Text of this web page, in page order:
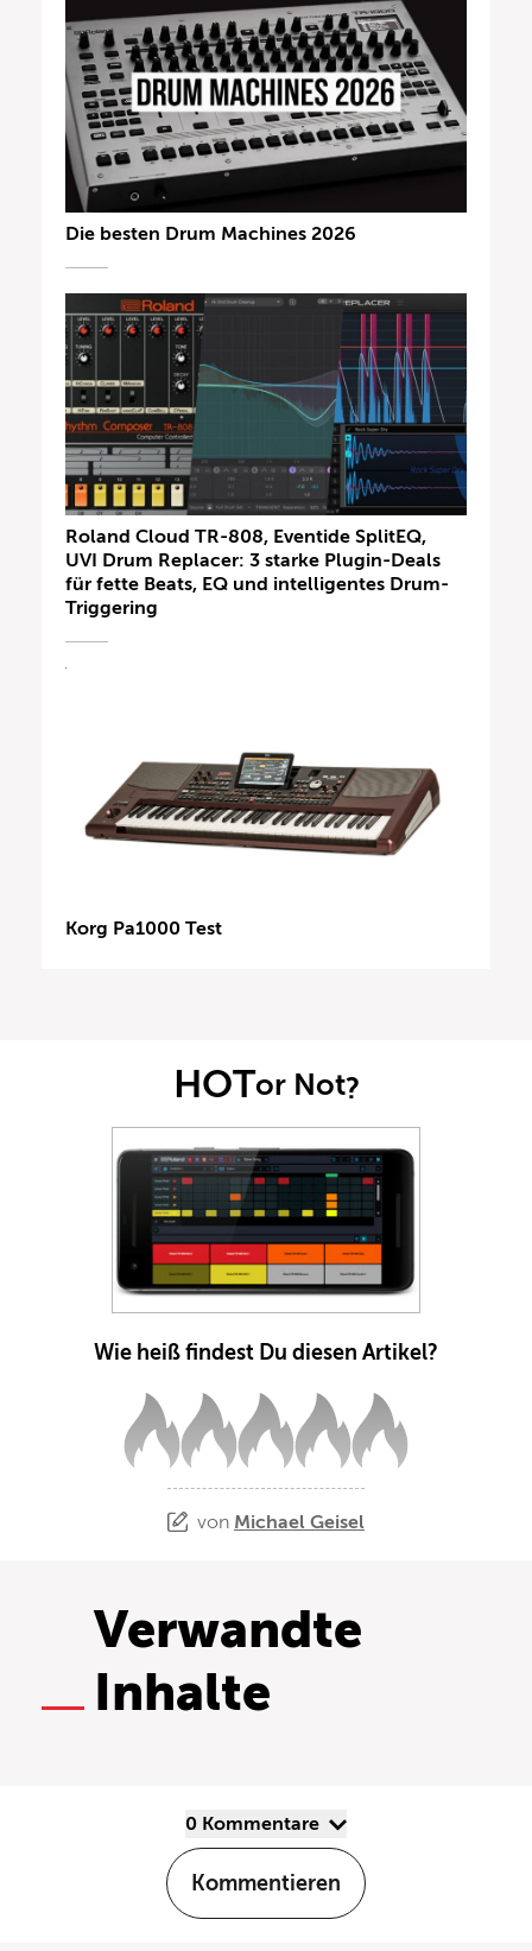
Die besten Drum Machines 2026
Roland Cloud TR-808, Eventide SplitEQ,
UVI Drum Replacer: 3 starke Plugin-Deals
für fette Beats, EQ und intelligentes Drum-
Triggering
Korg Pa1000 Test
HOTor Not?
Wie heiß findest Du diesen Artikel?
von Michael Geisel
Verwandte
Inhalte
0 Kommentare
Kommentieren